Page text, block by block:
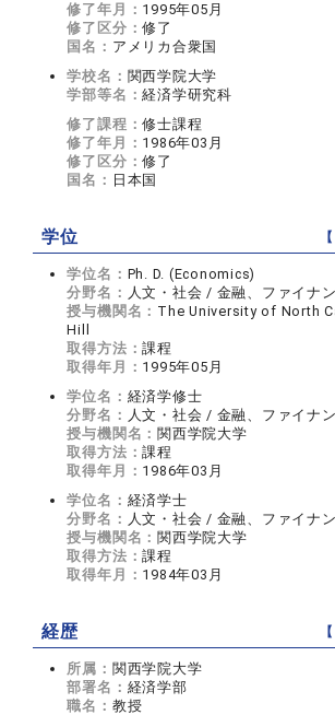
修了年月： 1995年05月
修了区分：修了
国名： アメリカ合衆国
学校名： 関西学院大学
学部等名：経済学研究科
修了課程：修士課程
修了年月： 1986年03月
修了区分：修了
国名： 日本国
学位
学位名： Ph. D. (Economics)
分野名： 人文・社会 / 金融、ファイナ
授与機関名： The University of North
Hill
取得方法：課程
取得年月： 1995年05月
学位名： 経済学修士
分野名： 人文・社会 / 金融、ファイナ
授与機関名： 関西学院大学
取得方法：課程
取得年月： 1986年03月
学位名： 経済学士
分野名： 人文・社会 / 金融、ファイナ
授与機関名： 関西学院大学
取得方法：課程
取得年月： 1984年03月
経歴
所属： 関西学院大学
部署名： 経済学部
職名： 教授